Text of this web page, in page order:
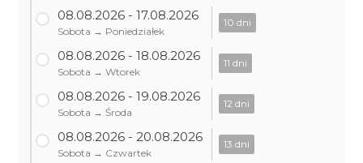
08.08.2026 - 17.08.2026
Sobota → Poniedziałek
10 dni
08.08.2026 - 18.08.2026
Sobota → Wtorek
11 dni
08.08.2026 - 19.08.2026
Sobota → Środa
12 dni
08.08.2026 - 20.08.2026
Sobota → Czwartek
13 dni